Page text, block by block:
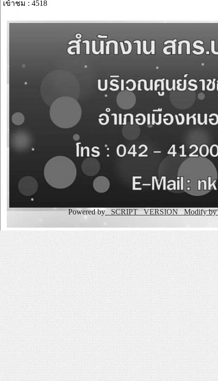
เข้าชม : 4518
Powered by _SCRIPT _VERSION Modify